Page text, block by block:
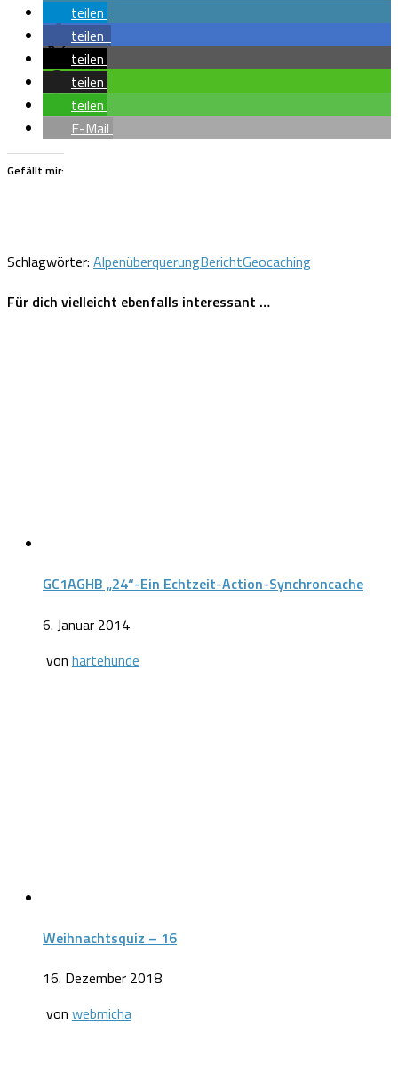
teilen
teilen
teilen
teilen
teilen
E-Mail
Gefällt mir:
Schlagwörter: AlpenüberquerungBerichtGeocaching
Für dich vielleicht ebenfalls interessant …
GC1AGHB „24“-Ein Echtzeit-Action-Synchroncache
6. Januar 2014
von hartehunde
Weihnachtsquiz – 16
16. Dezember 2018
von webmicha